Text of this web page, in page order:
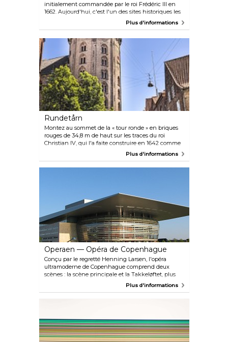
initialement commandée par le roi Frédéric III en
1662. Aujourd'hui, c'est l'un des sites historiques les
plus évocateurs de Copenhague, avec ses remparts
recouverts d'herbe et ses douves entourant de belles
utilisée occasionnellement pour des concerts. Un
moulin à vent historique orne les remparts, offrant
une vue splendide sur le port et l'impressionnant
dôme de Marmorkirken, semblable à celui du
Vatican.
Plus d'informations
Rundetårn
Montez au sommet de la « tour ronde » en briques
rouges de 34,8 m de haut sur les traces du roi
Christian IV, qui l'a faite construire en 1642 comme
observatoire astronomique et tour pour la nouvelle
également les traces du cheval du tsar Pierre le
Plus d'informations
Operaen — Opéra de Copenhague
Conçu par le regretté Henning Larsen, l'opéra
ultramoderne de Copenhague comprend deux
scènes : la scène principale et la Takkeløftet, plus
petite et plus expérimentale. Le répertoire couvre
via le site Web.
Plus d'informations